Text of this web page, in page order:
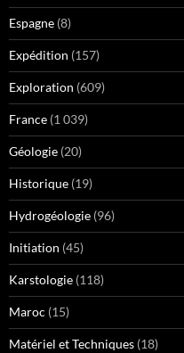
Espagne (8)
Expédition (157)
Exploration (609)
France (1 039)
Géologie (20)
Historique (19)
Hydrogéologie (96)
Initiation (45)
Karstologie (118)
Maroc (15)
Matériel et Techniques (18)